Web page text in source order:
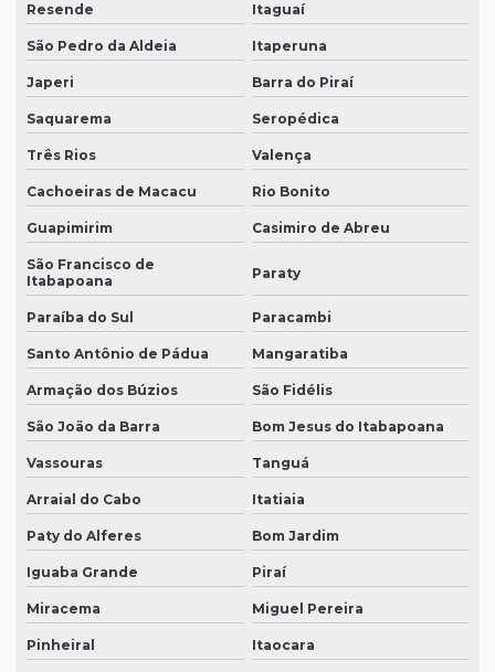
Resende Itaguaí
São Pedro da Aldeia Itaperuna
Japeri Barra do Piraí
Saquarema Seropédica
Três Rios Valença
Cachoeiras de Macacu Rio Bonito
Guapimirim Casimiro de Abreu
São Francisco de
Itabapoana
Paraty
Paraíba do Sul Paracambi
Santo Antônio de Pádua Mangaratiba
Armação dos Búzios São Fidélis
São João da Barra Bom Jesus do Itabapoana
Vassouras Tanguá
Arraial do Cabo Itatiaia
Paty do Alferes Bom Jardim
Iguaba Grande Piraí
Miracema Miguel Pereira
Pinheiral Itaocara